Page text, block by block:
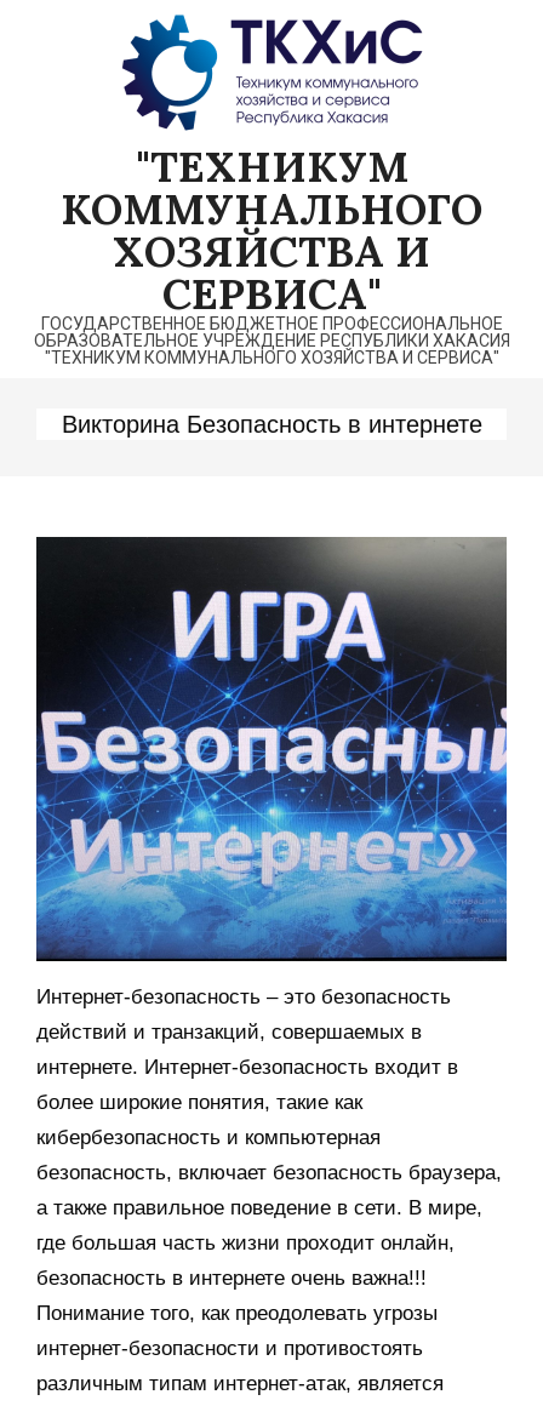
"ТЕХНИКУМ
КОММУНАЛЬНОГО
ХОЗЯЙСТВА И
СЕРВИСА"
ГОСУДАРСТВЕННОЕ БЮДЖЕТНОЕ ПРОФЕССИОНАЛЬНОЕ
ОБРАЗОВАТЕЛЬНОЕ УЧРЕЖДЕНИЕ РЕСПУБЛИКИ ХАКАСИЯ
"ТЕХНИКУМ КОММУНАЛЬНОГО ХОЗЯЙСТВА И СЕРВИСА"
Викторина Безопасность в интернете
Интернет-безопасность – это безопасность
действий и транзакций, совершаемых в
интернете. Интернет-безопасность входит в
более широкие понятия, такие как
кибербезопасность и компьютерная
безопасность, включает безопасность браузера,
а также правильное поведение в сети. В мире,
где большая часть жизни проходит онлайн,
безопасность в интернете очень важна!!!
Понимание того, как преодолевать угрозы
интернет-безопасности и противостоять
различным типам интернет-атак, является